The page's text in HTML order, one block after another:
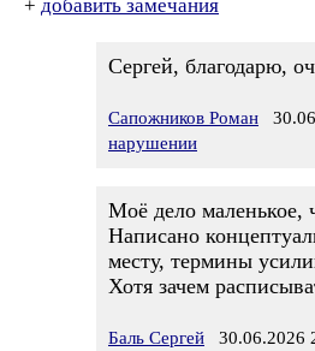
+ добавить замечания
Сергей, благодарю,
Сапожников Роман
нарушении
Моё дело маленькое,
Написано
месту, термины
Хотя зачем
Баль Сергей 30.06.2026